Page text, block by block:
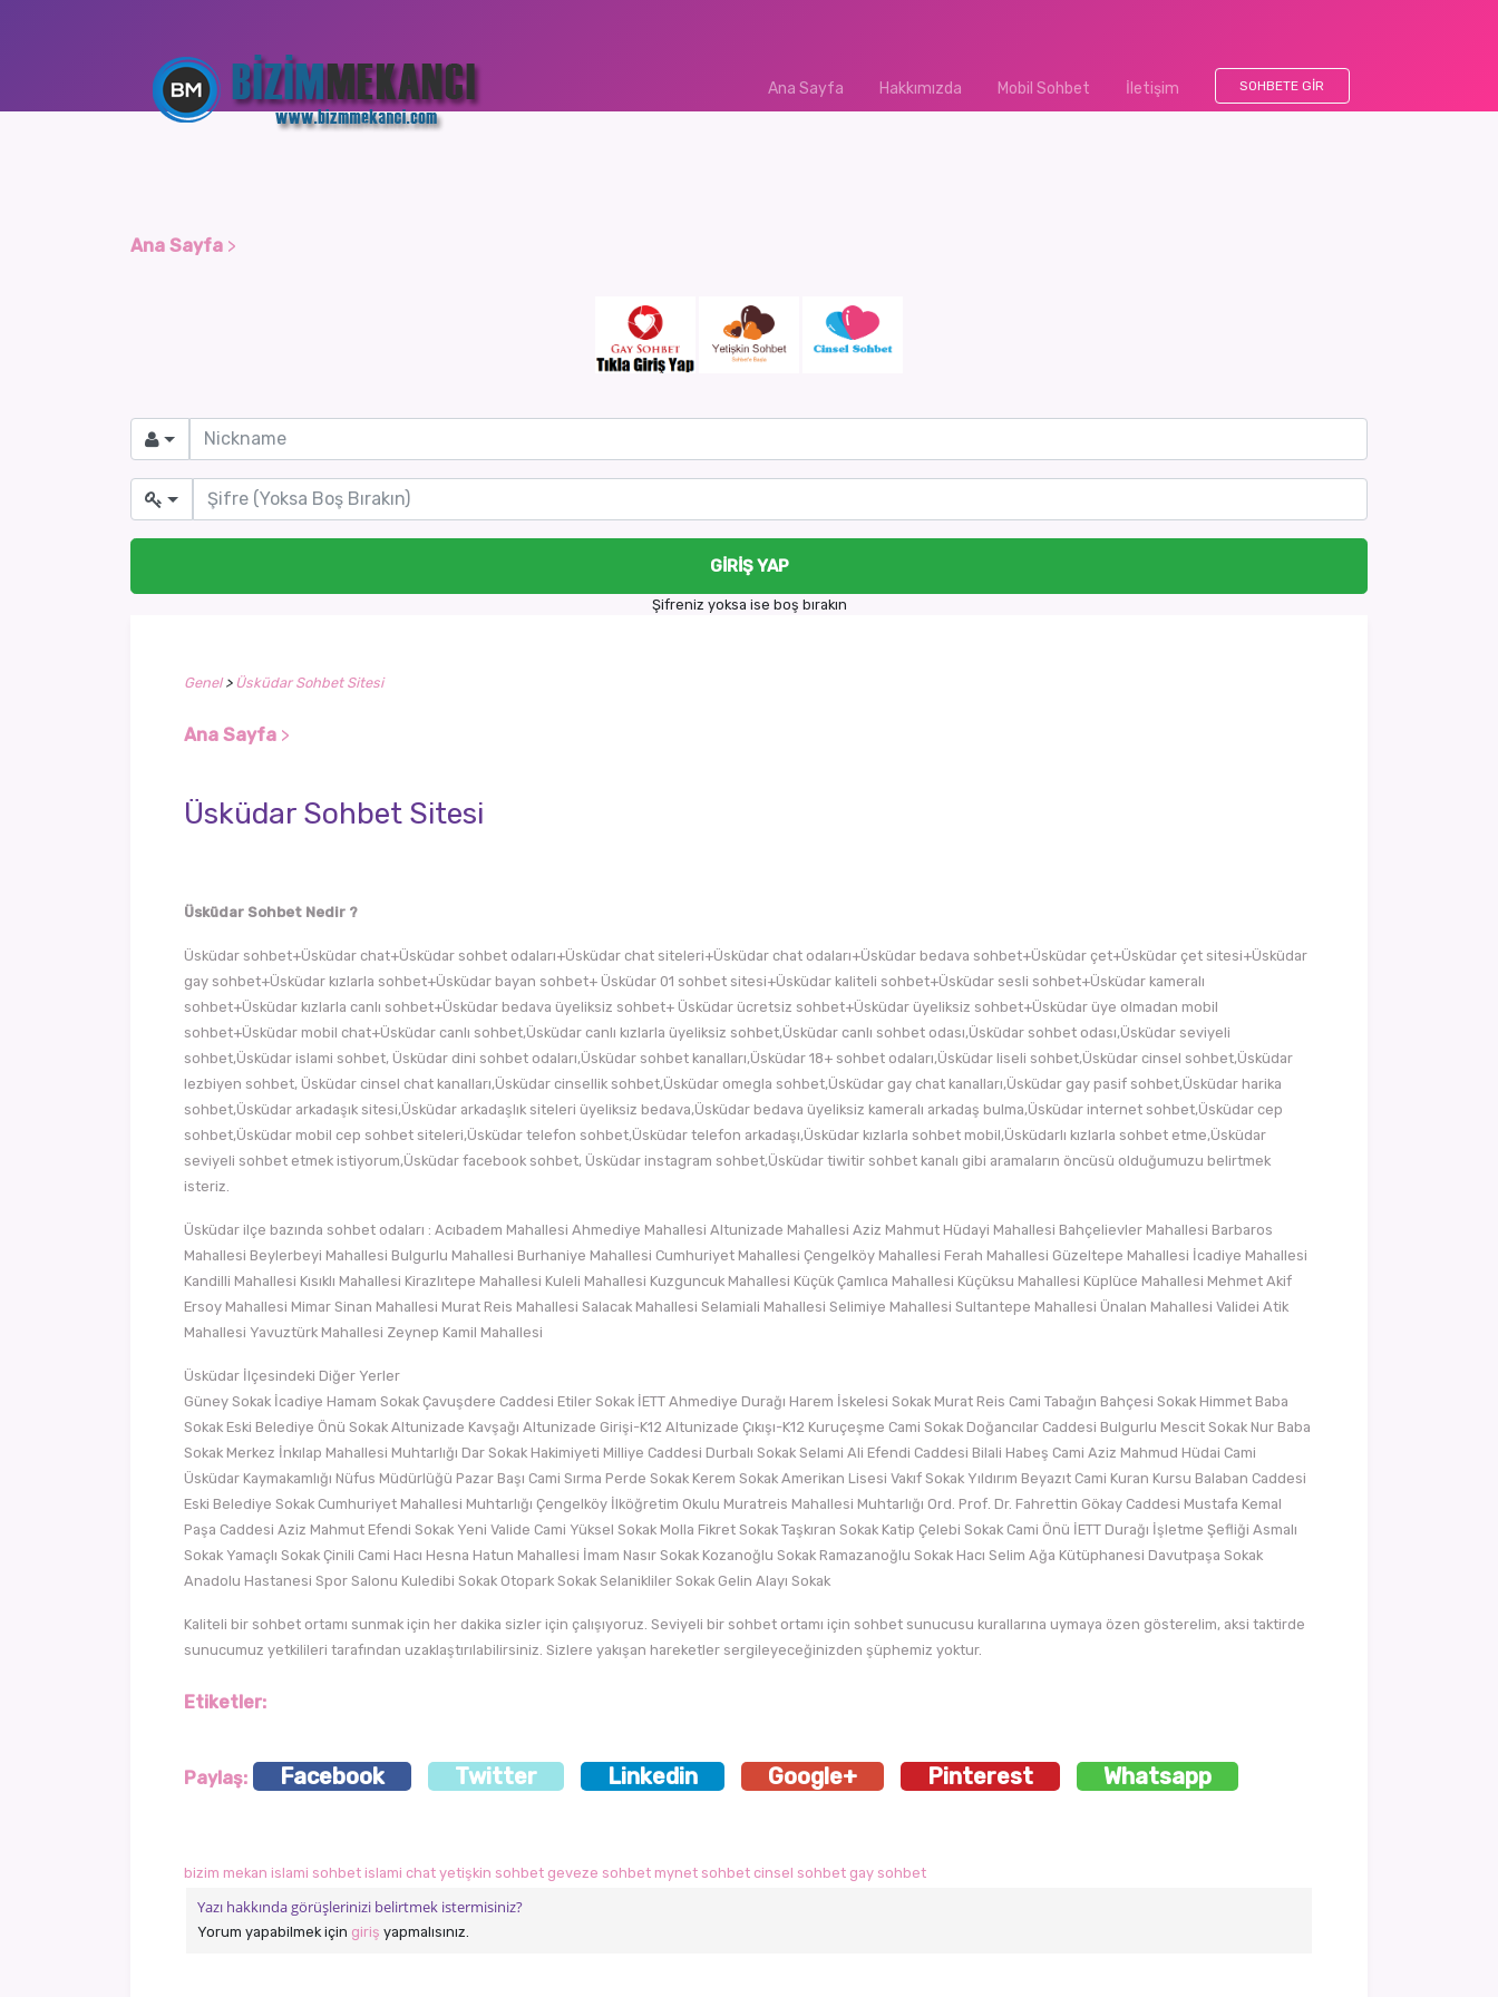
Ana Sayfa (current)Hakkımızda Mobil Sohbet İletişim SOHBETE GIR
Ana Sayfa >
GIRIŞ YAP
Şifreniz yoksa ise boş bırakın
Genel> Üsküdar Sohbet Sitesi
Ana Sayfa >
Üsküdar Sohbet Sitesi
Üsküdar Sohbet Nedir ?
Üsküdar sohbet+Üsküdar chat+Üsküdar sohbet odaları+Üsküdar chat siteleri+Üsküdar chat odaları+Üsküdar bedava sohbet+Üsküdar çet+Üsküdar çet sitesi+Üsküdar
gay sohbet+Üsküdar kızlarla sohbet+Üsküdar bayan sohbet+ Üsküdar 01 sohbet sitesi+Üsküdar kaliteli sohbet+Üsküdar sesli sohbet+Üsküdar kameralı
sohbet+Üsküdar kızlarla canlı sohbet+Üsküdar bedava üyeliksiz sohbet+ Üsküdar ücretsiz sohbet+Üsküdar üyeliksiz sohbet+Üsküdar üye olmadan mobil
sohbet+Üsküdar mobil chat+Üsküdar canlı sohbet,Üsküdar canlı kızlarla üyeliksiz sohbet,Üsküdar canlı sohbet odası,Üsküdar sohbet odası,Üsküdar seviyeli
sohbet,Üsküdar islami sohbet, Üsküdar dini sohbet odaları,Üsküdar sohbet kanalları,Üsküdar 18+ sohbet odaları,Üsküdar liseli sohbet,Üsküdar cinsel sohbet,Üsküdar
lezbiyen sohbet, Üsküdar cinsel chat kanalları,Üsküdar cinsellik sohbet,Üsküdar omegla sohbet,Üsküdar gay chat kanalları,Üsküdar gay pasif sohbet,Üsküdar harika
sohbet,Üsküdar arkadaşık sitesi,Üsküdar arkadaşlık siteleri üyeliksiz bedava,Üsküdar bedava üyeliksiz kameralı arkadaş bulma,Üsküdar internet sohbet,Üsküdar cep
sohbet,Üsküdar mobil cep sohbet siteleri,Üsküdar telefon sohbet,Üsküdar telefon arkadaşı,Üsküdar kızlarla sohbet mobil,Üsküdarlı kızlarla sohbet etme,Üsküdar
seviyeli sohbet etmek istiyorum,Üsküdar facebook sohbet, Üsküdar instagram sohbet,Üsküdar tiwitir sohbet kanalı gibi aramaların öncüsü olduğumuzu belirtmek
isteriz.
Üsküdar ilçe bazında sohbet odaları : Acıbadem Mahallesi Ahmediye Mahallesi Altunizade Mahallesi Aziz Mahmut Hüdayi Mahallesi Bahçelievler Mahallesi Barbaros
Mahallesi Beylerbeyi Mahallesi Bulgurlu Mahallesi Burhaniye Mahallesi Cumhuriyet Mahallesi Çengelköy Mahallesi Ferah Mahallesi Güzeltepe Mahallesi İcadiye Mahallesi
Kandilli Mahallesi Kısıklı Mahallesi Kirazlıtepe Mahallesi Kuleli Mahallesi Kuzguncuk Mahallesi Küçük Çamlıca Mahallesi Küçüksu Mahallesi Küplüce Mahallesi Mehmet Akif
Ersoy Mahallesi Mimar Sinan Mahallesi Murat Reis Mahallesi Salacak Mahallesi Selamiali Mahallesi Selimiye Mahallesi Sultantepe Mahallesi Ünalan Mahallesi Validei Atik
Mahallesi Yavuztürk Mahallesi Zeynep Kamil Mahallesi
Üsküdar İlçesindeki Diğer Yerler
Güney Sokak İcadiye Hamam Sokak Çavuşdere Caddesi Etiler Sokak İETT Ahmediye Durağı Harem İskelesi Sokak Murat Reis Cami Tabağın Bahçesi Sokak Himmet Baba
Sokak Eski Belediye Önü Sokak Altunizade Kavşağı Altunizade Girişi-K12 Altunizade Çıkışı-K12 Kuruçeşme Cami Sokak Doğancılar Caddesi Bulgurlu Mescit Sokak Nur Baba
Sokak Merkez İnkılap Mahallesi Muhtarlığı Dar Sokak Hakimiyeti Milliye Caddesi Durbalı Sokak Selami Ali Efendi Caddesi Bilali Habeş Cami Aziz Mahmud Hüdai Cami
Üsküdar Kaymakamlığı Nüfus Müdürlüğü Pazar Başı Cami Sırma Perde Sokak Kerem Sokak Amerikan Lisesi Vakıf Sokak Yıldırım Beyazıt Cami Kuran Kursu Balaban Caddesi
Eski Belediye Sokak Cumhuriyet Mahallesi Muhtarlığı Çengelköy İlköğretim Okulu Muratreis Mahallesi Muhtarlığı Ord. Prof. Dr. Fahrettin Gökay Caddesi Mustafa Kemal
Paşa Caddesi Aziz Mahmut Efendi Sokak Yeni Valide Cami Yüksel Sokak Molla Fikret Sokak Taşkıran Sokak Katip Çelebi Sokak Cami Önü İETT Durağı İşletme Şefliği Asmalı
Sokak Yamaçlı Sokak Çinili Cami Hacı Hesna Hatun Mahallesi İmam Nasır Sokak Kozanoğlu Sokak Ramazanoğlu Sokak Hacı Selim Ağa Kütüphanesi Davutpaşa Sokak
Anadolu Hastanesi Spor Salonu Kuledibi Sokak Otopark Sokak Selanikliler Sokak Gelin Alayı Sokak
Kaliteli bir sohbet ortamı sunmak için her dakika sizler için çalışıyoruz. Seviyeli bir sohbet ortamı için sohbet sunucusu kurallarına uymaya özen gösterelim, aksi taktirde
sunucumuz yetkilileri tarafından uzaklaştırılabilirsiniz. Sizlere yakışan hareketler sergileyeceğinizden şüphemiz yoktur.
Etiketler:
Paylaş: Facebook Twitter Linkedin Google+ Pinterest Whatsapp
bizim mekan islami sohbet islami chat yetişkin sohbet geveze sohbet mynet sohbet cinsel sohbet gay sohbet
Yazı hakkında görüşlerinizi belirtmek istermisiniz?
Yorum yapabilmek için giriş yapmalısınız.